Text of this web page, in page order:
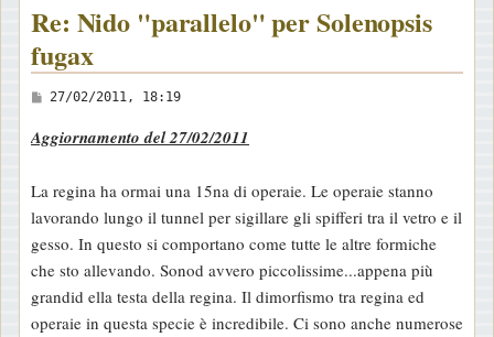
Re: Nido "parallelo" per Solenopsis
fugax
M
s
a
g
g
i
o
27/02/2011, 18:19
Aggiornamento del 27/02/2011
La regina ha ormai una 15na di operaie. Le operaie stanno
lavorando lungo il tunnel per sigillare gli spifferi tra il vetro e il
gesso. In questo si comportano come tutte le altre formiche
che sto allevando. Sonod avvero piccolissime...appena più
grandid ella testa della regina. Il dimorfismo tra regina ed
operaie in questa specie è incredibile. Ci sono anche numerose